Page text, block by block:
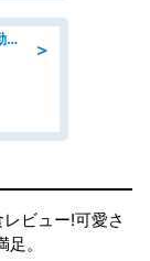
＞
車・航空機製造 検査·かんたん軽作業 勤務形態が選べる 現場まで送迎あり
ビュー!可愛さ
。